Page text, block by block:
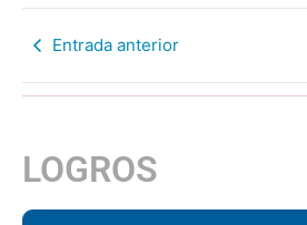
Entrada anterior
LOGROS